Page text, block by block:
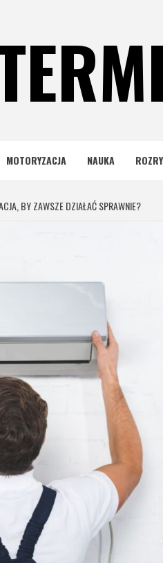
MOTORYZACJA NAUKA
BY ZAWSZE DZIAŁAĆ SPRAWNIE?